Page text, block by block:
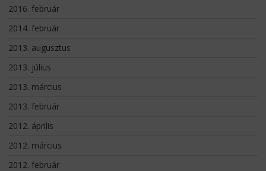
2016. február
2014. február
2013. augusztus
2013. július
2013. március
2013. február
2012. április
2012. március
2012. február